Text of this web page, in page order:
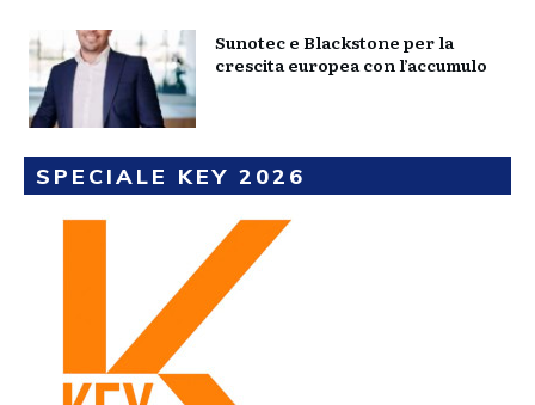
Sunotec e Blackstone per la
crescita europea con l’accumulo
SPECIALE KEY 2026